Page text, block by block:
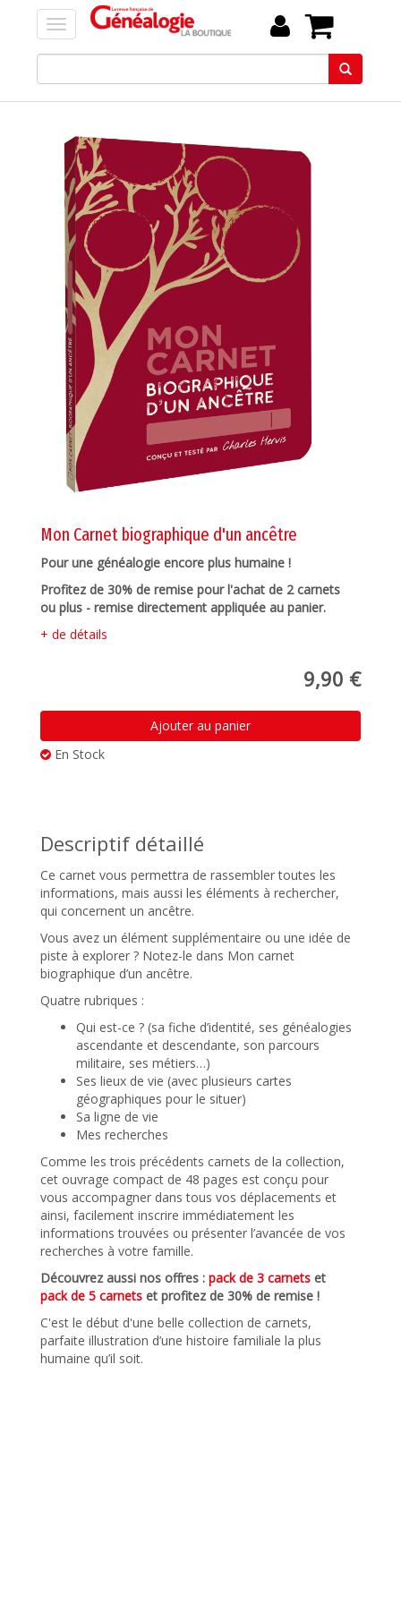
Mon Carnet biographique d'un ancêtre
Pour une généalogie encore plus humaine !
Profitez de 30% de remise pour l'achat de 2 carnets
ou plus - remise directement appliquée au panier.
+ de détails
9,90 €
Ajouter au panier
En Stock
Descriptif détaillé
Ce carnet vous permettra de rassembler toutes les
informations, mais aussi les éléments à rechercher,
qui concernent un ancêtre.
Vous avez un élément supplémentaire ou une idée de
piste à explorer ? Notez-le dans Mon carnet
biographique d’un ancêtre.
Quatre rubriques :
Qui est-ce ? (sa fiche d’identité, ses généalogies
ascendante et descendante, son parcours
militaire, ses métiers…)
Ses lieux de vie (avec plusieurs cartes
géographiques pour le situer)
Sa ligne de vie
Mes recherches
Comme les trois précédents carnets de la collection,
cet ouvrage compact de 48 pages est conçu pour
vous accompagner dans tous vos déplacements et
ainsi, facilement inscrire immédiatement les
informations trouvées ou présenter l’avancée de vos
recherches à votre famille.
Découvrez aussi nos offres : pack de 3 carnets et
pack de 5 carnets et profitez de 30% de remise !
C'est le début d'une belle collection de carnets,
parfaite illustration d’une histoire familiale la plus
humaine qu’il soit.